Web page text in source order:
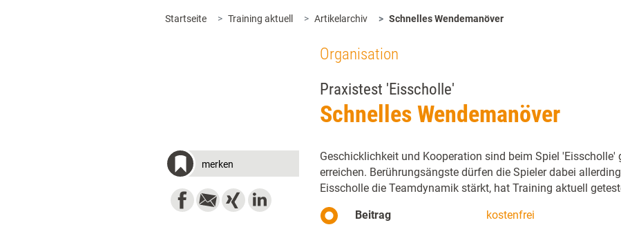
Startseite Training aktuell Artikelarchiv Schnelles Wendemanöver
Organisation
Praxistest 'Eisscholle'
Schnelles Wendemanöver
merken
Geschicklichkeit und Kooperation sind beim Spiel 'Eisscholle'
erreichen. Berührungsängste dürfen die Spieler dabei
Eisscholle die Teamdynamik stärkt, hat Training aktuell
Beitrag kostenfrei